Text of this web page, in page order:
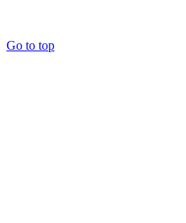
Go to top